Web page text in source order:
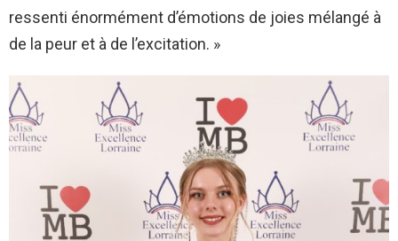
ressenti énormément d’émotions de joies mélangé à
de la peur et à de l’excitation. »